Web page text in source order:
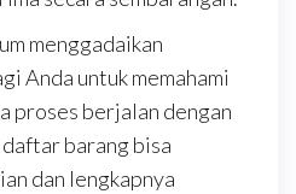
menggadaikan
Anda untuk memahami
proses berjalan dengan
barang bisa
dan lengkapnya